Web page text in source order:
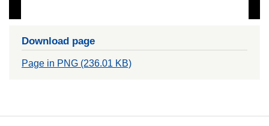
Download page
Page in PNG (236.01 KB)